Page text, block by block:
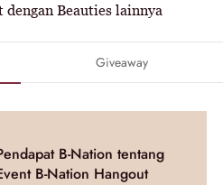
Beauties lainnya
Giveaway
B-Nation tentang
B-Nation Hangout